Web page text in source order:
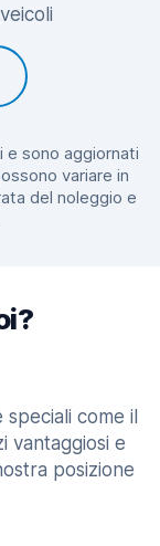
e sono aggiornati
variare in
del noleggio e
come il
vantaggiosi e
posizione